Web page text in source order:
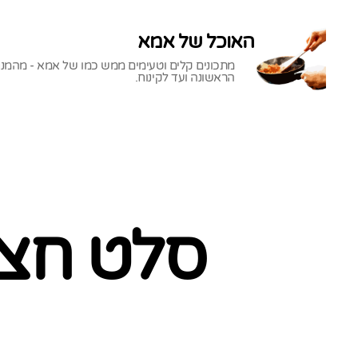
האוכל של אמא
מתכונים קלים וטעימים ממש כמו של אמא -
הראשונה ועד לקינוח.
סלט